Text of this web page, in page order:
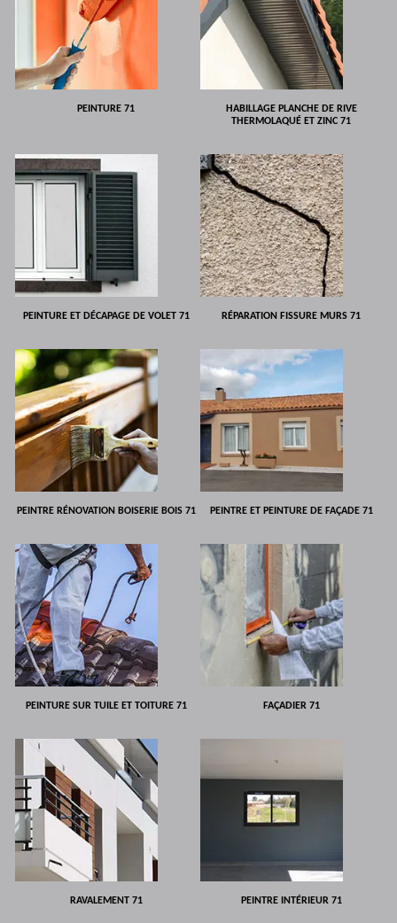
PEINTURE 71
HABILLAGE PLANCHE DE RIVE
THERMOLAQUÉ ET ZINC 71
PEINTURE ET DÉCAPAGE DE VOLET 71 RÉPARATION FISSURE MURS 71
PEINTRE RÉNOVATION BOISERIE BOIS 71 PEINTRE ET PEINTURE DE FAÇADE 71
PEINTURE SUR TUILE ET TOITURE 71 FAÇADIER 71
RAVALEMENT 71 PEINTRE INTÉRIEUR 71